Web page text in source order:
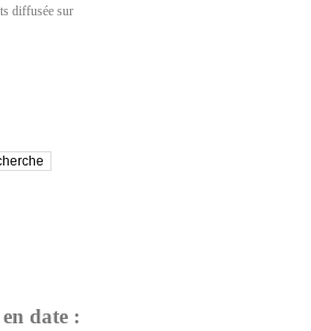
diffusée sur
date :